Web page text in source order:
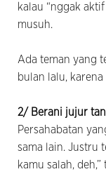
kalau “nggak
musuh.
Ada teman yang
bulan lalu,
2/ Berani jujur
Persahabatan
sama lain. Justru
kamu salah,